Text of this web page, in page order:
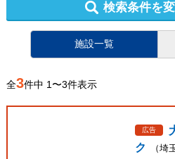
検索条件を
施設一覧
全3件中 1〜3件表示
広告
ク
（埼